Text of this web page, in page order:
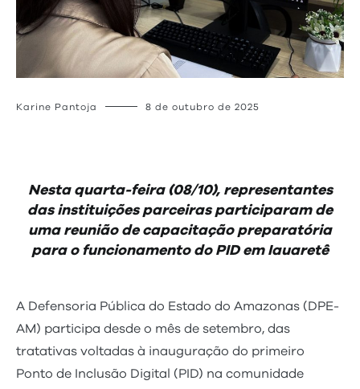
Karine Pantoja 8 de outubro de 2025
Nesta quarta-feira (08/10), representantes
das instituições parceiras participaram de
uma reunião de capacitação preparatória
para o funcionamento do PID em Iauaretê
A Defensoria Pública do Estado do Amazonas (DPE-
AM) participa desde o mês de setembro, das
tratativas voltadas à inauguração do primeiro
Ponto de Inclusão Digital (PID) na comunidade